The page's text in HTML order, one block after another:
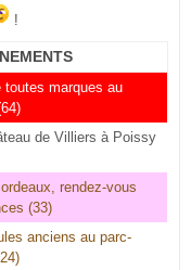
!
toutes marques au
de Villiers à Poissy
rendez-vous
(33)
anciens au parc-